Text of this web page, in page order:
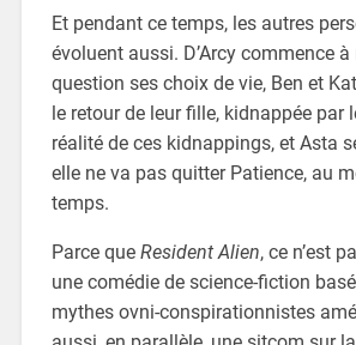
Et pendant ce temps, les autres
évoluent aussi. D’Arcy commence à
question ses choix de vie, Ben et
le retour de leur fille, kidnappée par
réalité de ces kidnappings, et Asta
elle ne va pas quitter Patience, au
temps.
Parce que Resident Alien, ce n’est
une comédie de science-fiction
mythes ovni-conspirationnistes